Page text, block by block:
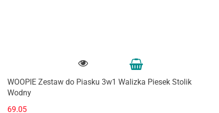
WOOPIE Zestaw do Piasku 3w1 Walizka Piesek Stolik
Wodny
69.05